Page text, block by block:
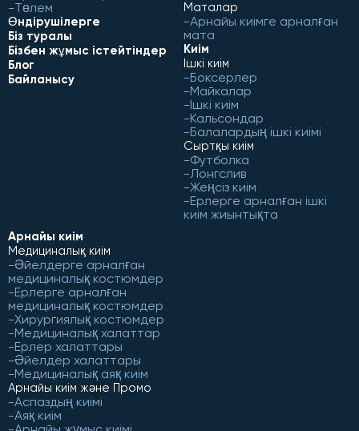
Төлем
Өндірушілерге
Біз туралы
Бізбен жұмыс істейтіндер
Блог
Байланысу
Маталар
Арнайы киімге арналған
мата
Киім
Ішкі киім
Боксерлер
Майкалар
Ішкі киім
Кальсондар
Балалардың ішкі киімі
Сыртқы киім
Футболка
Лонгслив
Жеңсіз киім
Ерлерге арналған ішкі
киім жиынтықта
Арнайы киім
Медициналық киім
Әйелдерге арналған
медициналық костюмдер
Ерлерге арналған
медициналық костюмдер
Хирургиялық костюмдер
Медициналық халаттар
Ерлер халаттары
Әйелдер халаттары
Медициналық аяқ киім
Арнайы киім және Промо
Аспаздың киімі
Аяқ киім